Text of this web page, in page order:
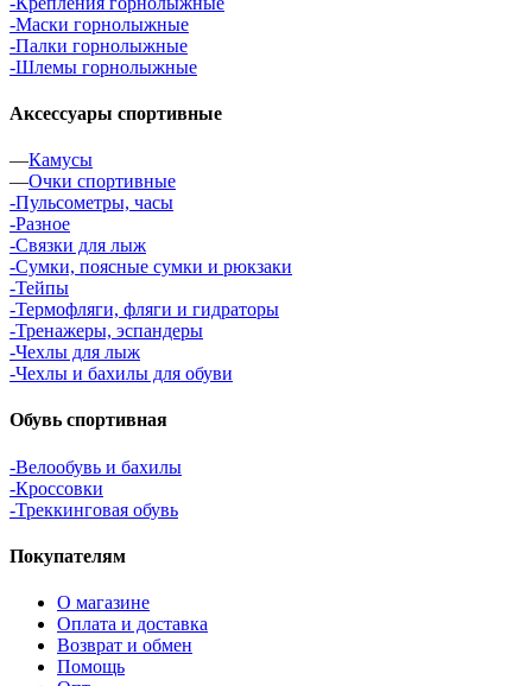
-Маски горнолыжные
-Палки горнолыжные
-Шлемы горнолыжные
Аксессуары спортивные
—Камусы
—Очки спортивные
-Пульсометры, часы
-Разное
-Связки для лыж
-Сумки, поясные сумки и рюкзаки
-Тейпы
-Термофляги, фляги и гидраторы
-Тренажеры, эспандеры
-Чехлы для лыж
-Чехлы и бахилы для обуви
Обувь спортивная
-Велообувь и бахилы
-Кроссовки
-Треккинговая обувь
Покупателям
О магазине
Оплата и доставка
Возврат и обмен
Помощь